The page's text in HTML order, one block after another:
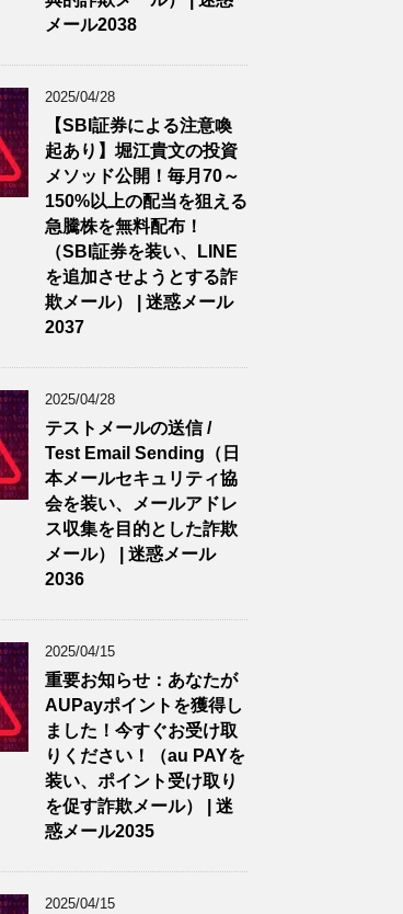
メール2038
2025/04/28
【SBI証券による注意喚
起あり】堀江貴文の投資
メソッド公開！毎月70～
150%以上の配当を狙える
急騰株を無料配布！
（SBI証券を装い、LINE
を追加させようとする詐
欺メール） | 迷惑メール
2037
2025/04/28
テストメールの送信 /
Test Email Sending（日
本メールセキュリティ協
会を装い、メールアドレ
ス収集を目的とした詐欺
メール） | 迷惑メール
2036
2025/04/15
重要お知らせ：あなたが
AUPayポイントを獲得し
ました！今すぐお受け取
りください！（au PAYを
装い、ポイント受け取り
を促す詐欺メール） | 迷
惑メール2035
2025/04/15